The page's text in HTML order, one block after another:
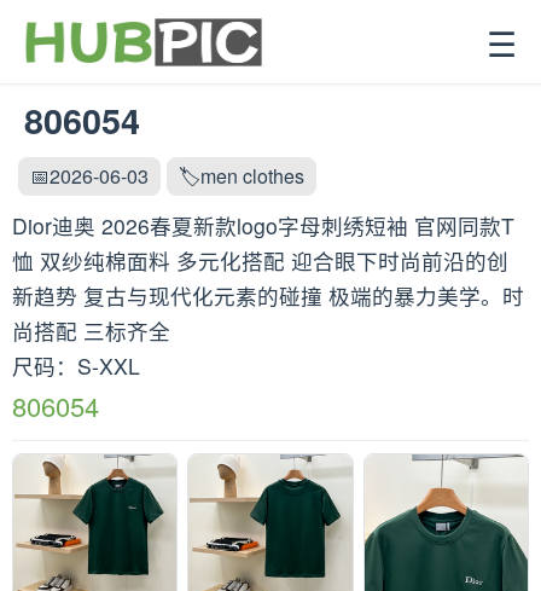
☰
806054
📅2026-06-03 🏷️men clothes
Dior迪奥 2026春夏新款logo字母刺绣短袖 官网同款T
恤 双纱纯棉面料 多元化搭配 迎合眼下时尚前沿的创
新趋势 复古与现代化元素的碰撞 极端的暴力美学。时
尚搭配 三标齐全
尺码：S-XXL
806054